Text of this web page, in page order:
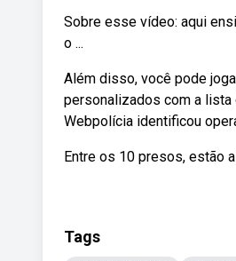
Sobre esse vídeo: aqui
o ...
Além disso, você pode
personalizados com a lista
Webpolícia identificou
Entre os 10 presos, estão
Tags